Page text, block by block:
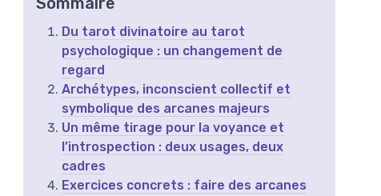
Du tarot divinatoire au tarot
psychologique : un changement de
regard
Archétypes, inconscient collectif et
symbolique des arcanes majeurs
Un même tirage pour la voyance et
l’introspection : deux usages, deux
cadres
Exercices concrets : faire des arcanes